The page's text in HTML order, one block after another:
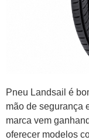
Pneu Landsail é
mão de segurança
marca vem
oferecer modelos